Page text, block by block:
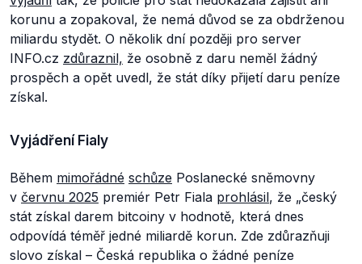
korunu a zopakoval, že nemá důvod se za obdrženou
miliardu stydět. O několik dní později pro server
INFO.cz zdůraznil, že osobně z daru neměl žádný
prospěch a opět uvedl, že stát díky přijetí daru peníze
získal.
Vyjádření Fialy
Během mimořádné schůze Poslanecké sněmovny
v červnu 2025 premiér Petr Fiala prohlásil, že „český
stát získal darem bitcoiny v hodnotě, která dnes
odpovídá téměř jedné miliardě korun. Zde zdůrazňuji
slovo získal – Česká republika o žádné peníze